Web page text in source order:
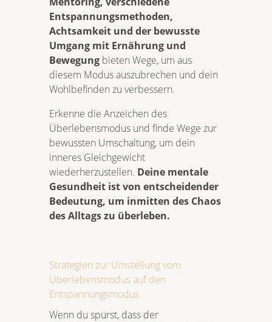
Entspannungsmethoden,
Achtsamkeit und der bewusste
Umgang mit Ernährung und
Bewegungbieten Wege, um aus
diesem Modus auszubrechen und dein
Wohlbefinden zu verbessern.
Erkenne die Anzeichen des
Überlebensmodus und finde Wege zur
bewussten Umschaltung, um dein
inneres Gleichgewicht
wiederherzustellen. Deine mentale
Gesundheit ist von entscheidender
Bedeutung, um inmitten des Chaos
des Alltags zu überleben.
Strategien zur Umstellung vom
Überlebensmodus auf den
Entspannungsmodus
Wenn du spürst, dass der